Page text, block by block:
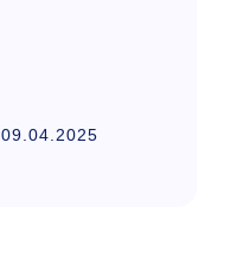
09.04.2025